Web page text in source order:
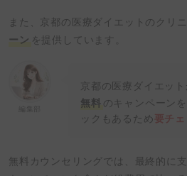
また、京都の医療ダイエットのクリ
ーン を提供しています。
京都の医療ダイエッ
無料 のキャンペーン
ックもあるため要チェ
無料カウンセリングでは、最終的に